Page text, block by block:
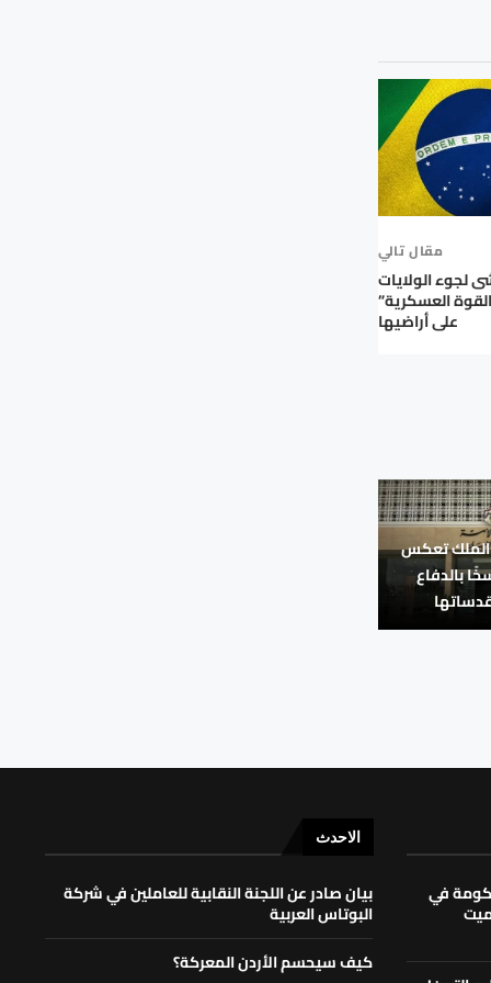
مقال تالي
لجوء الولايات
العسكرية”
على أراضيها
تعكس
بالدفاع
في
الاحدث
بيان صادر عن اللجنة النقابية للعاملين في شركة
البوتاس العربية
كيف سيحسم الأردن المعركة؟